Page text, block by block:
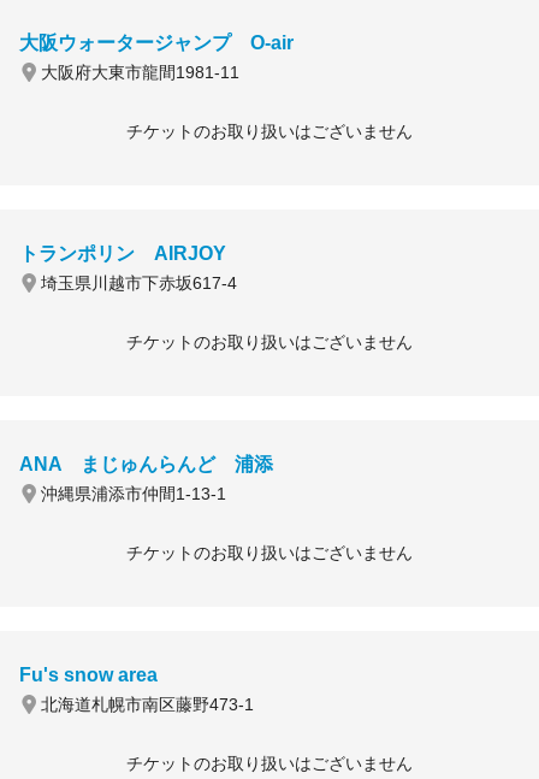
大阪ウォータージャンプ O-air
大阪府大東市龍間1981-11
チケットのお取り扱いはございません
トランポリン AIRJOY
埼玉県川越市下赤坂617-4
チケットのお取り扱いはございません
ANA まじゅんらんど 浦添
沖縄県浦添市仲間1-13-1
チケットのお取り扱いはございません
Fu's snow area
北海道札幌市南区藤野473-1
チケットのお取り扱いはございません